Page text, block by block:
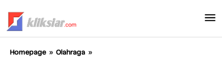
konten
Homepage » Olahraga »